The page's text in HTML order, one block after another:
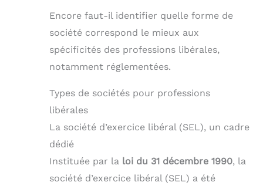
Encore faut-il identifier quelle forme de
société correspond le mieux aux
spécificités des professions libérales,
notamment réglementées.
Types de sociétés pour professions
libérales
La société d’exercice libéral (SEL), un cadre
dédié
Instituée par la loi du 31 décembre 1990, la
société d’exercice libéral (SEL) a été